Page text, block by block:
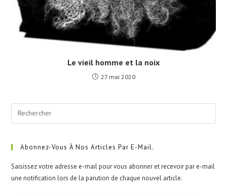
Le vieil homme et la noix
27 mai 2020
Abonnez-Vous À Nos Articles Par E-Mail.
Saisissez votre adresse e-mail pour vous abonner et recevoir par e-mail
une notification lors de la parution de chaque nouvel article.